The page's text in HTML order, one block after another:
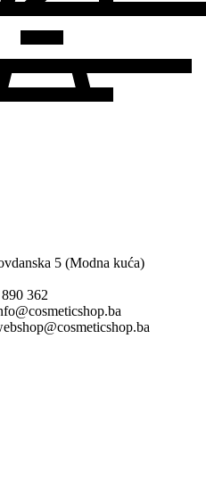
5 (Modna kuća)
362